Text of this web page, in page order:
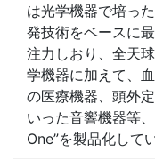
は光学機器で培っ
発技術をベースに
注力しおり、全天
学機器に加えて、
の医療機器、頭外
いった音響機器等
One”を製品化して